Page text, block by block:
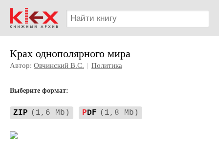
Крах однополярного мира
Автор: Овчинский В.С. | Политика
Выберите формат:
ZIP (1,6 Mb) PDF (1,8 Mb)